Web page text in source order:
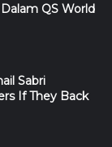
QS World
Sabri
If They Back